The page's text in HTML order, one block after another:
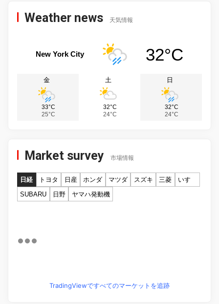
Weather news 天気情報
New York City 32°C
金
33°C
25°C
土
32°C
24°C
日
32°C
24°C
Market survey 市場情報
日経 トヨタ 日産 ホンダ マツダ スズキ 三菱
いすゞ
SUBARU
日野 ヤマハ発動機
TradingViewですべてのマーケットを追跡